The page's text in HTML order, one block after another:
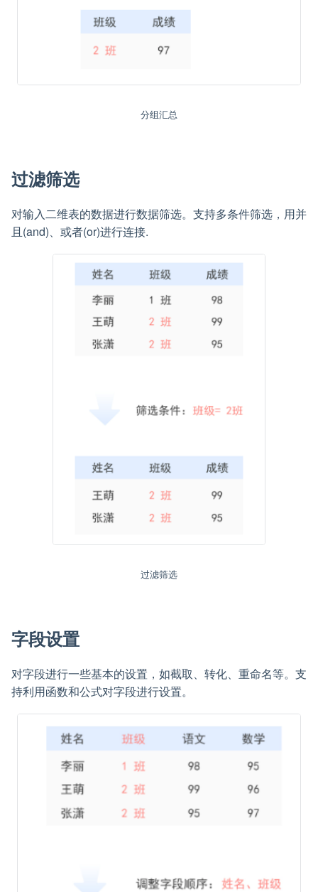
分组汇总
过滤筛选
对输入二维表的数据进行数据筛选。支持多条件筛选，用并
且(and)、或者(or)进行连接.
过滤筛选
字段设置
对字段进行一些基本的设置，如截取、转化、重命名等。支
持利用函数和公式对字段进行设置。